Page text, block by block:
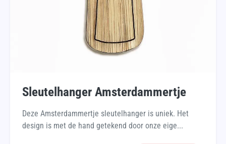
Sleutelhanger Amsterdammertje
Deze Amsterdammertje sleutelhanger is uniek. Het
design is met de hand getekend door onze eige...